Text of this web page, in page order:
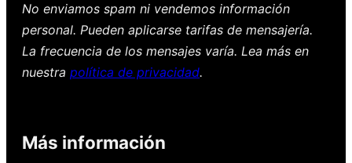
No enviamos spam ni vendemos información
personal. Pueden aplicarse tarifas de mensajería.
La frecuencia de los mensajes varía. Lea más en
nuestra política de privacidad.
Más información